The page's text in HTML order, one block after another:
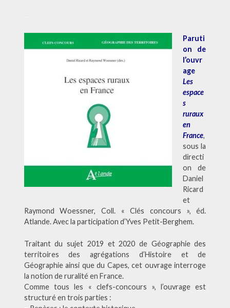
Paruti
on de
l’ouvr
age
Les
espace
s
ruraux
en
France,
sous la
directi
on de
Daniel
Ricard
et
Raymond Woessner, Coll. « Clés concours », éd.
Atlande. Avec la participation d’Yves Petit-Berghem.
Traitant du sujet 2019 et 2020 de Géographie des
territoires des agrégations d’Histoire et de
Géographie ainsi que du Capes, cet ouvrage interroge
la notion de ruralité en France.
Comme tous les « clefs-concours », l’ouvrage est
structuré en trois parties :